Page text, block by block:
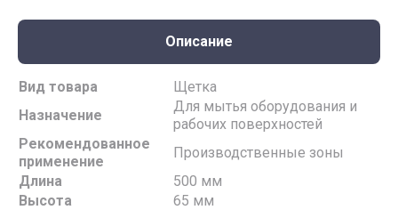
Описание
Вид товара
Щетка
Назначение
Для мытья оборудования и
рабочих поверхностей
Рекомендованное
применение
Производственные зоны
Длина
500 мм
Высота
65 мм